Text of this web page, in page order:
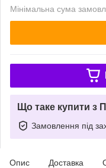
Мінімальна сума
Що таке купити з
Замовлення під
Опис Доставка